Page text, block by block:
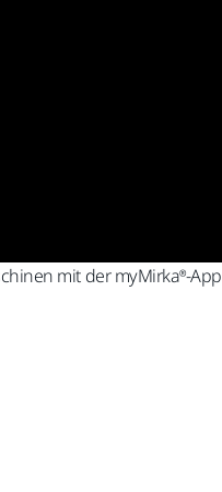
mit der myMirka®-App